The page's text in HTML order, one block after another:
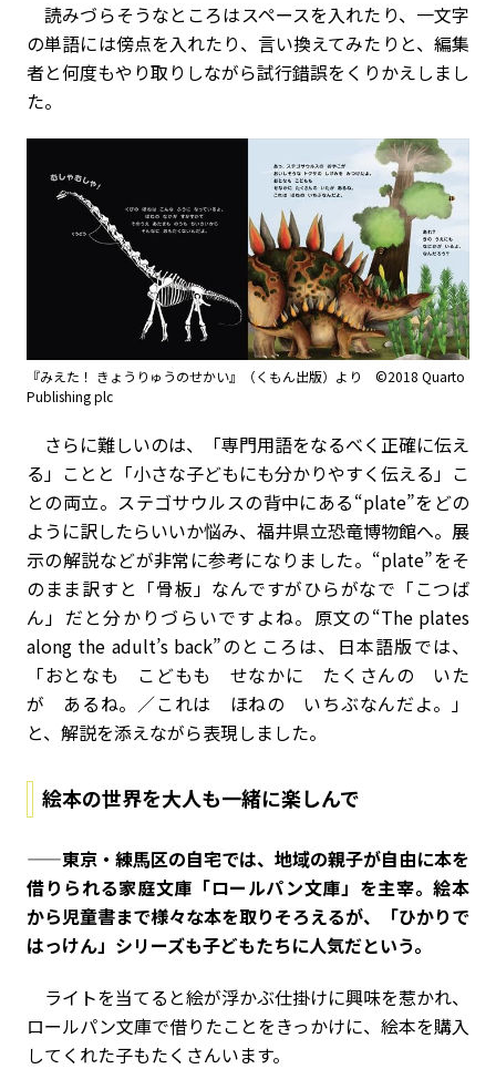
読みづらそうなところはスペースを入れたり、一文字
の単語には傍点を入れたり、言い換えてみたりと、編集
者と何度もやり取りしながら試行錯誤をくりかえしまし
た。
『みえた！ きょうりゅうのせかい』（くもん出版）より ©2018 Quarto
Publishing plc
さらに難しいのは、「専門用語をなるべく正確に伝え
る」ことと「小さな子どもにも分かりやすく伝える」こ
との両立。ステゴサウルスの背中にある“plate”をどの
ように訳したらいいか悩み、福井県立恐竜博物館へ。展
示の解説などが非常に参考になりました。“plate”をそ
のまま訳すと「骨板」なんですがひらがなで「こつば
ん」だと分かりづらいですよね。原文の“The plates
along the adult’s back”のところは、日本語版では、
「おとなも こどもも せなかに たくさんの いた
が あるね。／これは ほねの いちぶなんだよ。」
と、解説を添えながら表現しました。
絵本の世界を大人も一緒に楽しんで
——東京・練馬区の自宅では、地域の親子が自由に本を
借りられる家庭文庫「ロールパン文庫」を主宰。絵本
から児童書まで様々な本を取りそろえるが、「ひかりで
はっけん」シリーズも子どもたちに人気だという。
ライトを当てると絵が浮かぶ仕掛けに興味を惹かれ、
ロールパン文庫で借りたことをきっかけに、絵本を購入
してくれた子もたくさんいます。